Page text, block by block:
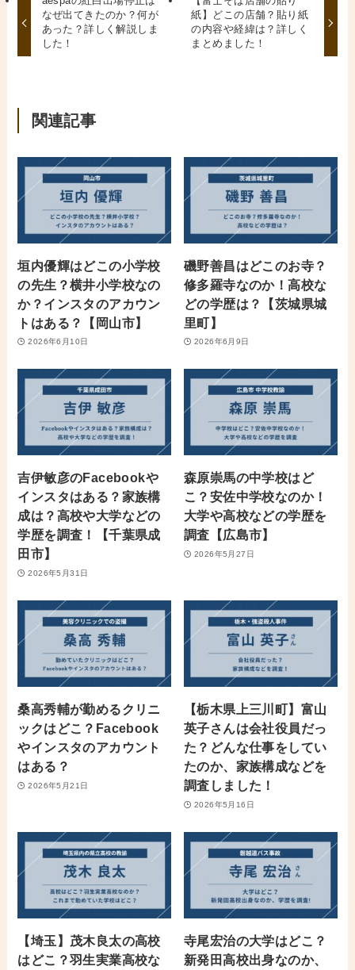
なぜ出てきたのか？何が
あった？詳しく解説しま
した！
紙】どこの店舗？貼り紙
の内容や経緯は？詳しく
まとめました！
関連記事
垣内優輝はどこの小学校
の先生？横井小学校なの
か？インスタのアカウン
トはある？【岡山市】
2026年6月10日
磯野善昌はどこのお寺？
修多羅寺なのか！高校な
どの学歴は？【茨城県城
里町】
2026年6月9日
吉伊敏彦のFacebookや
インスタはある？家族構
成は？高校や大学などの
学歴を調査！【千葉県成
田市】
2026年5月31日
森原崇馬の中学校はど
こ？安佐中学校なのか！
大学や高校などの学歴を
調査【広島市】
2026年5月27日
桑高秀輔が勤めるクリニ
ックはどこ？Facebook
やインスタのアカウント
はある？
2026年5月21日
【栃木県上三川町】富山
英子さんは会社役員だっ
た？どんな仕事をしてい
たのか、家族構成などを
調査しました！
2026年5月16日
【埼玉】茂木良太の高校
はどこ？羽生実業高校な
寺尾宏治の大学はどこ？
新発田高校出身なのか、